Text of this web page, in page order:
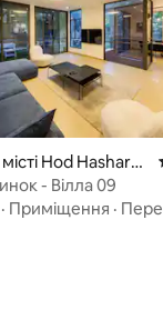
Hod Hasharo
- Вілла 09
· Приміщення ·